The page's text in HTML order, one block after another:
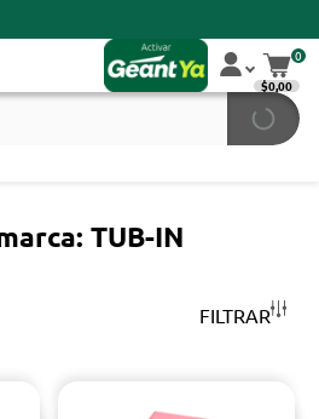
0
$0,00
TUB-IN
FILTRAR